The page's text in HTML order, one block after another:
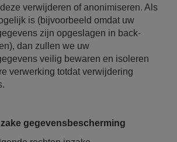
verwijderen of anonimiseren. Als
is (bijvoorbeeld omdat uw
zijn opgeslagen in back-
dan zullen we uw
veilig bewaren en isoleren
verwerking totdat verwijdering
gegevensbescherming